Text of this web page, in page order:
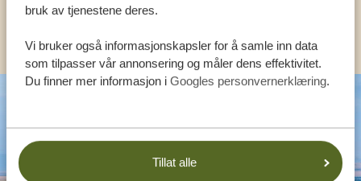
bruk av tjenestene deres.
Vi bruker også informasjonskapsler for å samle inn data
som tilpasser vår annonsering og måler dens effektivitet.
Du finner mer informasjon i Googles personvernerklæring.
Tillat alle